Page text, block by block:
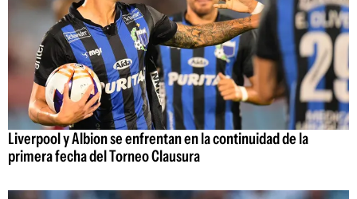
Liverpool y Albion se enfrentan en la continuidad de la
primera fecha del Torneo Clausura